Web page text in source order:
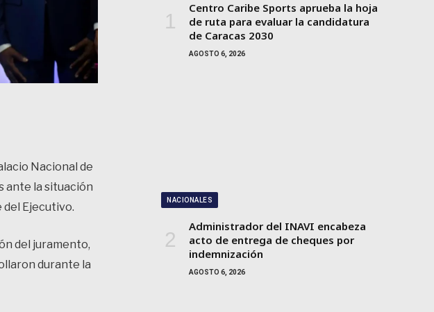
Nacional de
ante la situación
del Ejecutivo.
del juramento,
durante la
Centro Caribe Sports aprueba la hoja
de ruta para evaluar la candidatura
de Caracas 2030
AGOSTO 6, 2026
NACIONALES
Administrador del INAVI encabeza
acto de entrega de cheques por
indemnización
AGOSTO 6, 2026